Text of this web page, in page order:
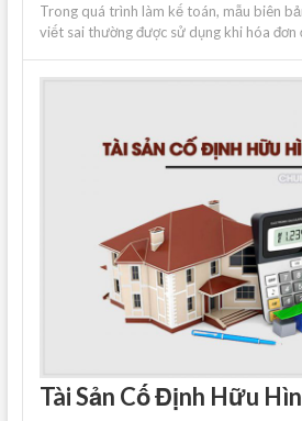
Trong quá trình làm kế toán, mẫu biên
viết sai thường được sử dụng khi hóa đơn
Tài Sản Cố Định Hữu